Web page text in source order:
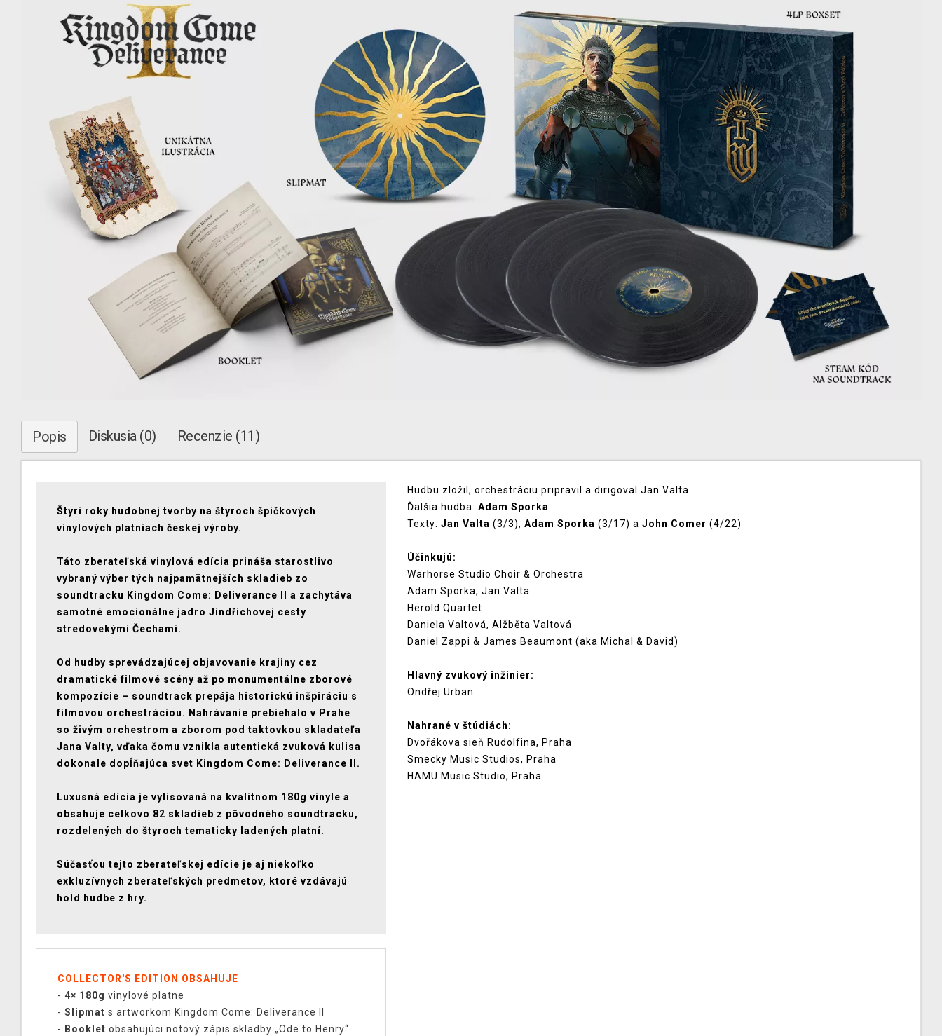
Popis Diskusia (0) Recenzie (11)
Štyri roky hudobnej tvorby na štyroch špičkových
vinylových platniach českej výroby.
Táto zberateľská vinylová edícia prináša starostlivo
vybraný výber tých najpamätnejších skladieb zo
soundtracku Kingdom Come: Deliverance II a zachytáva
samotné emocionálne jadro Jindřichovej cesty
stredovekými Čechami.
Od hudby sprevádzajúcej objavovanie krajiny cez
dramatické filmové scény až po monumentálne zborové
kompozície – soundtrack prepája historickú inšpiráciu s
filmovou orchestráciou. Nahrávanie prebiehalo v Prahe
so živým orchestrom a zborom pod taktovkou skladateľa
Jana Valty, vďaka čomu vznikla autentická zvuková kulisa
dokonale dopĺňajúca svet Kingdom Come: Deliverance II.
Luxusná edícia je vylisovaná na kvalitnom 180g vinyle a
obsahuje celkovo 82 skladieb z pôvodného soundtracku,
rozdelených do štyroch tematicky ladených platní.
Súčasťou tejto zberateľskej edície je aj niekoľko
exkluzívnych zberateľských predmetov, ktoré vzdávajú
hold hudbe z hry.
COLLECTOR'S EDITION OBSAHUJE
- 4× 180g vinylové platne
- Slipmat s artworkom Kingdom Come: Deliverance II
- Booklet obsahujúci notový zápis skladby „Ode to Henry“
Hudbu zložil, orchestráciu pripravil a dirigoval Jan Valta
Ďalšia hudba: Adam Sporka
Texty: Jan Valta (3/3), Adam Sporka (3/17) a John Comer (4/22)
Účinkujú:
Warhorse Studio Choir & Orchestra
Adam Sporka, Jan Valta
Herold Quartet
Daniela Valtová, Alžběta Valtová
Daniel Zappi & James Beaumont (aka Michal & David)
Hlavný zvukový inžinier:
Ondřej Urban
Nahrané v štúdiách:
Dvořákova sieň Rudolfina, Praha
Smecky Music Studios, Praha
HAMU Music Studio, Praha